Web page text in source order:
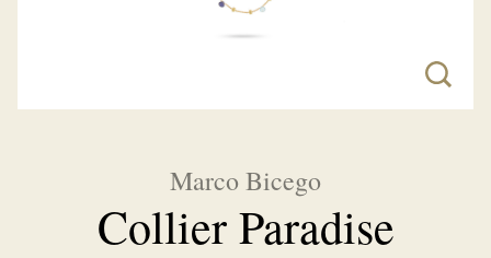
Marco Bicego
Collier Paradise